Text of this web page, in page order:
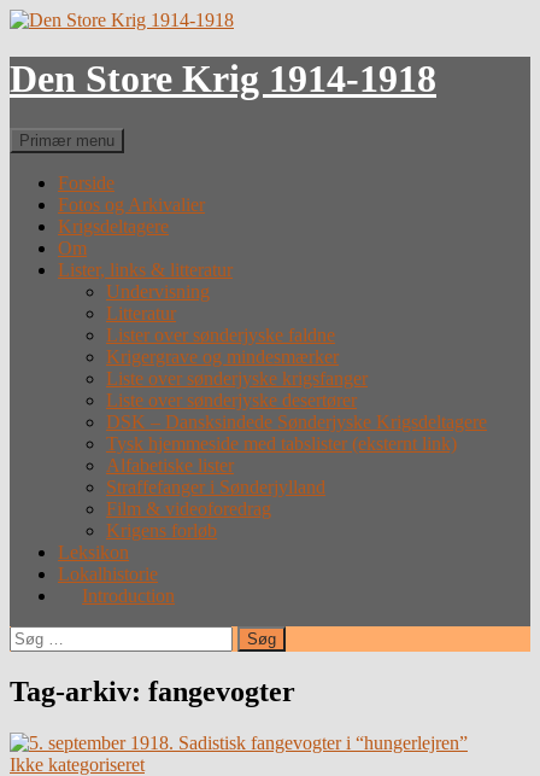
Hop
indhold
Den Store Krig 1914-1918
Søg
Primær menu
Forside
Fotos og Arkivalier
Krigsdeltagere
Om
Lister, links & litteratur
Undervisning
Litteratur
Lister over sønderjyske faldne
Krigergrave og mindesmærker
Liste over sønderjyske krigsfanger
Liste over sønderjyske desertører
DSK – Dansksindede Sønderjyske Krigsdeltagere
Tysk hjemmeside med tabslister (eksternt link)
Alfabetiske lister
Straffefanger i Sønderjylland
Film & videoforedrag
Krigens forløb
Leksikon
Lokalhistorie
Introduction
Søg
efter:
Tag-arkiv: fangevogter
Ikke kategoriseret